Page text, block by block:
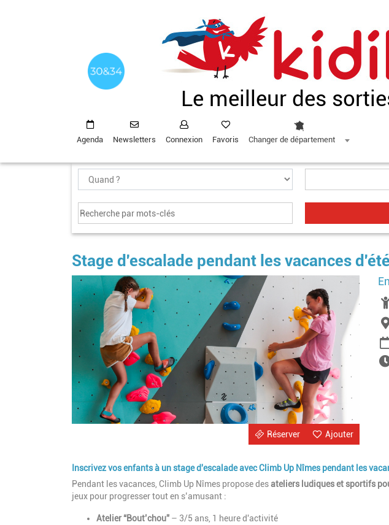
Le meilleur des
Agenda Newsletters Connexion Favoris Changer de département
Stage d'escalade pendant les vacances
Image
Ajouter
Réserver
Inscrivez vos enfants à un stage d'escalade avec Climb Up Nîmes pendant les
Pendant les vacances, Climb Up Nîmes propose desateliers ludiques et sportifs
jeux pour progresser tout en s’amusant :
Atelier “Bout’chou” – 3/5 ans, 1 heure d'activité